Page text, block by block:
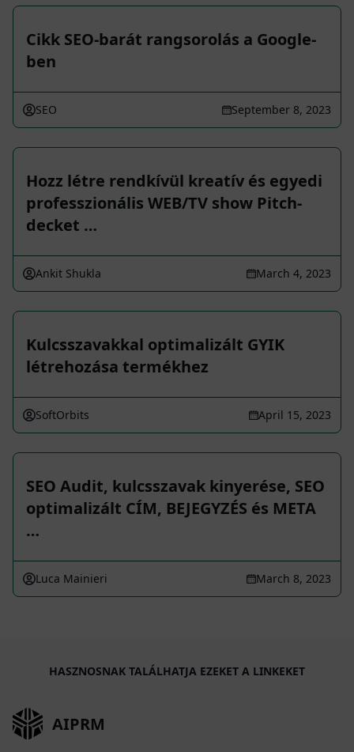
Cikk SEO-barát rangsorolás a Google-
ben
SEO September 8, 2023
Hozz létre rendkívül kreatív és egyedi
professzionális WEB/TV show Pitch-
decket …
Ankit Shukla March 4, 2023
Kulcsszavakkal optimalizált GYIK
létrehozása termékhez
SoftOrbits April 15, 2023
SEO Audit, kulcsszavak kinyerése, SEO
optimalizált CÍM, BEJEGYZÉS és META
…
Luca Mainieri March 8, 2023
HASZNOSNAK TALÁLHATJA EZEKET A LINKEKET
AIPRM